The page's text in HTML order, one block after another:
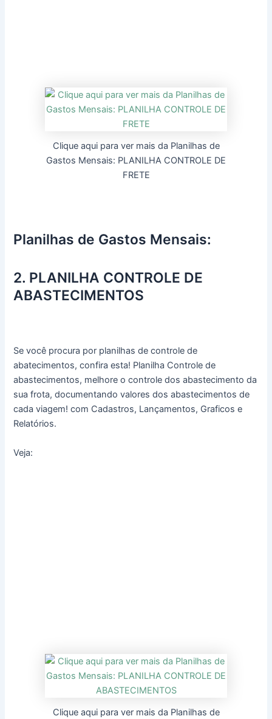
Clique aqui para ver mais da Planilhas de
Gastos Mensais: PLANILHA CONTROLE DE
FRETE
Planilhas de Gastos Mensais:
2. PLANILHA CONTROLE DE
ABASTECIMENTOS
Se você procura por planilhas de controle de
abatecimentos, confira esta! Planilha Controle de
abastecimentos, melhore o controle dos abastecimento da
sua frota, documentando valores dos abastecimentos de
cada viagem! com Cadastros, Lançamentos, Graficos e
Relatórios.
Veja:
Clique aqui para ver mais da Planilhas de